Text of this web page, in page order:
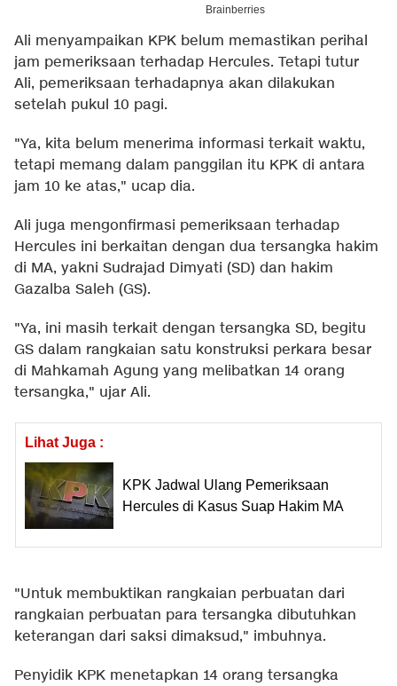
Ali menyampaikan KPK belum memastikan perihal
jam pemeriksaan terhadap Hercules. Tetapi tutur
Ali, pemeriksaan terhadapnya akan dilakukan
setelah pukul 10 pagi.
"Ya, kita belum menerima informasi terkait waktu,
tetapi memang dalam panggilan itu KPK di antara
jam 10 ke atas," ucap dia.
Ali juga mengonfirmasi pemeriksaan terhadap
Hercules ini berkaitan dengan dua tersangka hakim
di MA, yakni Sudrajad Dimyati (SD) dan hakim
Gazalba Saleh (GS).
"Ya, ini masih terkait dengan tersangka SD, begitu
GS dalam rangkaian satu konstruksi perkara besar
di Mahkamah Agung yang melibatkan 14 orang
tersangka," ujar Ali.
Lihat Juga :
KPK Jadwal Ulang Pemeriksaan
Hercules di Kasus Suap Hakim MA
"Untuk membuktikan rangkaian perbuatan dari
rangkaian perbuatan para tersangka dibutuhkan
keterangan dari saksi dimaksud," imbuhnya.
Penyidik KPK menetapkan 14 orang tersangka